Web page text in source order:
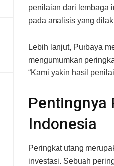
penilaian dari lembaga
pada analisis yang
Lebih lanjut, Purbaya
mengumumkan
“Kami yakin hasil
Pentingnya
Indonesia
Peringkat utang
investasi. Sebuah